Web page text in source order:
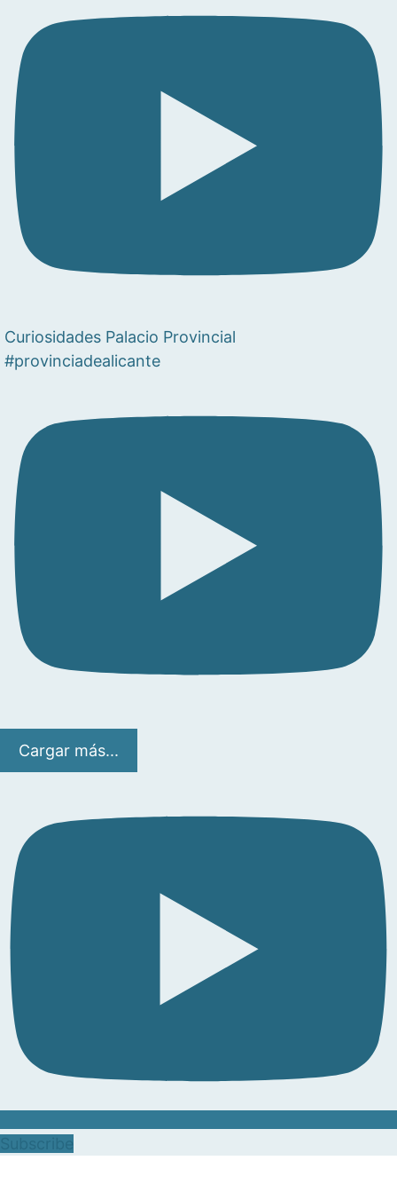
Curiosidades Palacio Provincial
#provinciadealicante
Cargar más...